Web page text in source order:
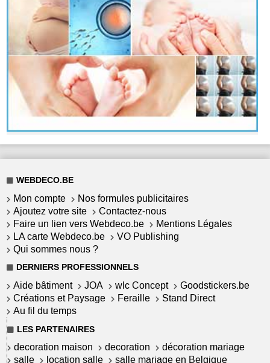
WEBDECO.BE
Mon compte
Nos formules publicitaires
Ajoutez votre site
Contactez-nous
Faire un lien vers Webdeco.be
Mentions Légales
LA carte Webdeco.be
VO Publishing
Qui sommes nous ?
DERNIERS PROFESSIONNELS
Aide bâtiment JOA wlc Concept
Goodstickers.be
Créations et Paysage
Feraille
Stand Direct
Au fil du temps
LES PARTENAIRES
decoration maison decoration
décoration mariage
salle
location salle salle mariage en Belgique